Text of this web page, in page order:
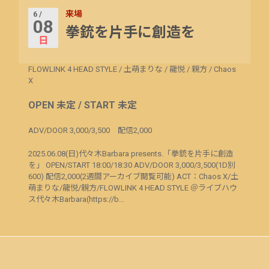
6 /
08
日
来場
拳銃を片手に創造を
FLOWLINK 4 HEAD STYLE / 土萌まりな / 龍悦 / 親方 / Chaos
X
OPEN 未定 / START 未定
ADV/DOOR 3,000/3,500 配信2,000
2025.06.08(日)代々木Barbara presents.「拳銃を片手に創造
を」 OPEN/START 18:00/18:30 ADV/DOOR 3,000/3,500(1D別
600) 配信2,000(2週間アーカイブ閲覧可能) ACT：Chaos X/土
萌まりな/龍悦/親方/FLOWLINK 4 HEAD STYLE ＠ライブハウ
ス代々木Barbara(https://b...